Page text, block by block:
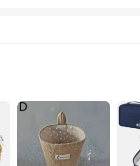
with Ample Storage Capacity
solution designed to help declutter your
but also lightweight, making it easy to